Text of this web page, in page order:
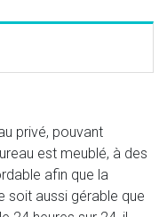
privé, pouvant
est meublé, à des
afin que la
soit aussi gérable que